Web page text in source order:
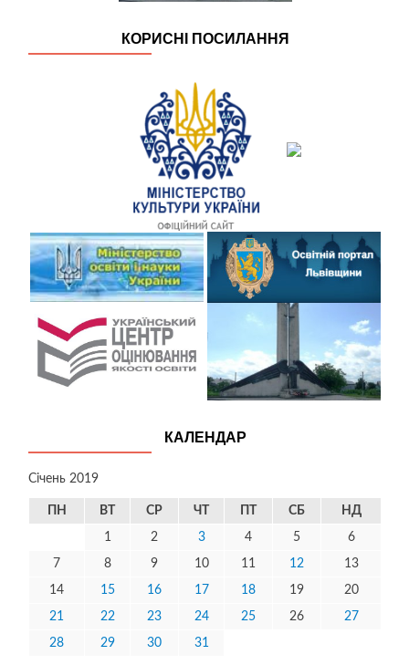
КОРИСНІ ПОСИЛАННЯ
КАЛЕНДАР
Січень 2019
ПН ВТ СР ЧТ СБ НД
1 2 3 4 5 6
7 8 9 10 11 12 13
14 15 16 17 18 19 20
21 22 23 24 25 26 27
28 29 30 31